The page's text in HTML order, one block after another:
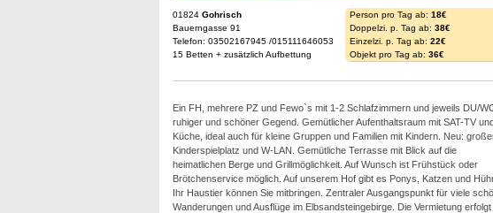
01824 Gohrisch
Bauerngasse 91
Telefon: 03502167945 /015111646053
15 Betten + zusätzlich Aufbettung
Person pro Tag ab: 18€
Doppelzi. p. Tag ab: 38€
Einzelzi. p. Tag ab: 22€
Objekt pro Tag ab: 36€
Ein FH, mehrere PZ und Fewo`s mit 1-2 Schlafzimmern und jeweils DU/
ruhiger und schöner Gegend. Gemütlicher Aufenthaltsraum mit SAT-TV
Küche, ideal auch für kleine Gruppen und Familien mit Kindern. Neu:
Kinderspielplatz und W-LAN. Gemütliche Terrasse mit Blick auf die
heimatlichen Berge und Grillmöglichkeit. Auf Wunsch ist Frühstück oder
Brötchenservice möglich. Auf unserem Hof gibt es Ponys, Katzen und
Ihr Haustier können Sie mitbringen. Zentraler Ausgangspunkt für viele
Wanderungen und Ausflüge im Elbsandsteingebirge. Die Vermietung erfolgt